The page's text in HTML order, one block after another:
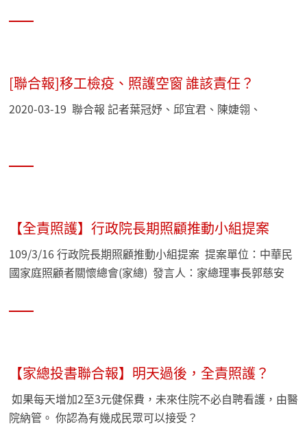
[聯合報]移工檢疫、照護空窗 誰該責任？
2020-03-19 聯合報 記者葉冠妤、邱宜君、陳婕翎、
【全責照護】行政院長期照顧推動小組提案
109/3/16 行政院長期照顧推動小組提案 提案單位：中華民
國家庭照顧者關懷總會(家總) 發言人：家總理事長郭慈安
【家總投書聯合報】明天過後，全責照護？
如果每天增加2至3元健保費，未來住院不必自聘看護，由醫
院納管。 你認為有幾成民眾可以接受？